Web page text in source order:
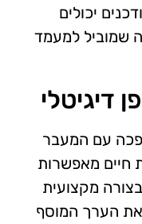
יכולים
שמוביל למעמד
דיגיטלי
עם המעבר
חיים מאפשרות
מקצועית
את הערך המוסף